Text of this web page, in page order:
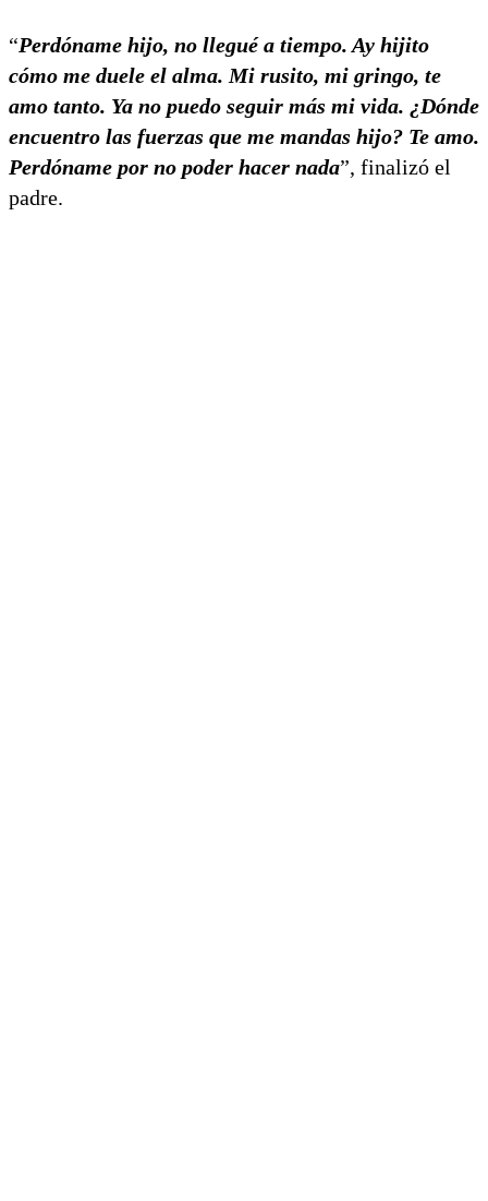
“Perdóname hijo, no llegué a tiempo. Ay hijito
cómo me duele el alma. Mi rusito, mi gringo, te
amo tanto. Ya no puedo seguir más mi vida. ¿Dónde
encuentro las fuerzas que me mandas hijo? Te amo.
Perdóname por no poder hacer nada”, finalizó el
padre.